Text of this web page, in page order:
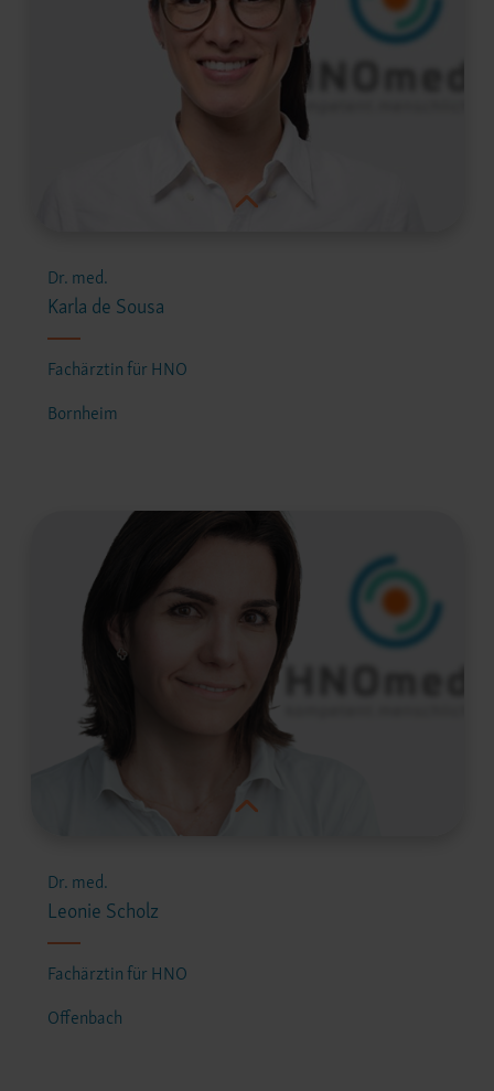
Dr. med.
Karla de Sousa
Fachärztin für HNO
Bornheim
Dr. med.
Leonie Scholz
Fachärztin für HNO
Offenbach